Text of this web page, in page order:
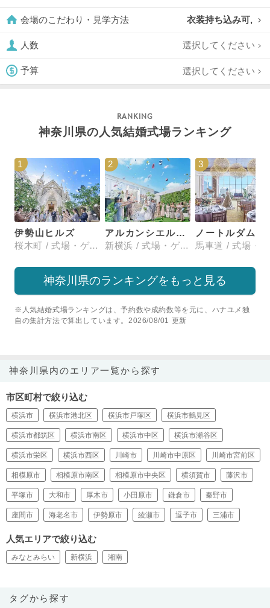
会場のこだわり・見学方法 衣装持ち込み可,
人数 選択してください
予算 選択してください
神奈川県の人気結婚式場ランキング
1
伊勢山ヒルズ
桜木町 / 式場・ゲストハウス
2
アルカンシエル横浜 luxemariage
新横浜 / 式場・ゲストハウス
3
神奈川県のランキングをもっと見る
※人気結婚式場ランキングは、予約数や成約数等を元に、ハナユメ独
自の集計方法で算出しています。2026/08/01 更新
神奈川県内のエリア一覧から探す
市区町村で絞り込む
横浜市 横浜市港北区 横浜市戸塚区 横浜市鶴見区
横浜市都筑区 横浜市南区 横浜市中区 横浜市瀬谷区
横浜市栄区 横浜市西区 川崎市 川崎市中原区 川崎市宮前区
相模原市 相模原市南区 相模原市中央区 横須賀市 藤沢市
平塚市 大和市 厚木市 小田原市 鎌倉市 秦野市
座間市 海老名市 伊勢原市 綾瀬市 逗子市 三浦市
人気エリアで絞り込む
みなとみらい 新横浜 湘南
タグから探す